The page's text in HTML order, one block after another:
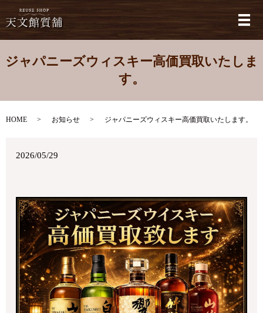
メ
ジャパニーズウィスキー高価買取いたしま
す。
HOME お知らせ ジャパニーズウィスキー高価買取いたします。
2026/05/29